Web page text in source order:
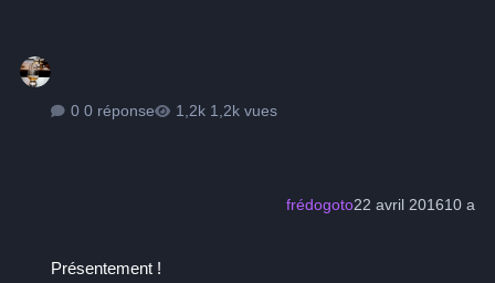
0 réponse 1,2k vues
frédogoto22 avril 201610 a
Présentement !